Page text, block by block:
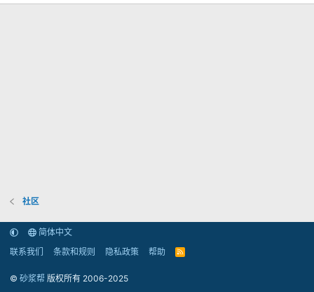
社区
简体中文
联系我们
条款和规则 隐私政策 帮助
R
© 砂浆帮 版权所有 2006-2025